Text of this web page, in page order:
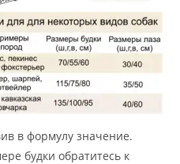
в формулу значение.
будки обратитесь к